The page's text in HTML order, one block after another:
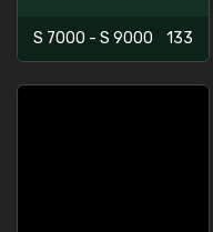
S 7000 - S 9000 133